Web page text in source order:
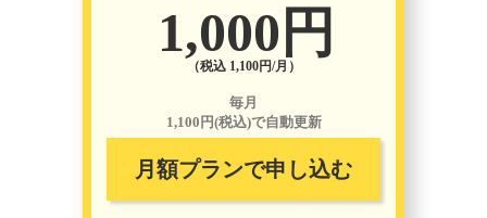
1,000円
（税込 1,100円/月）
毎月
1,100円(税込)で自動更新
月額プランで申し込む